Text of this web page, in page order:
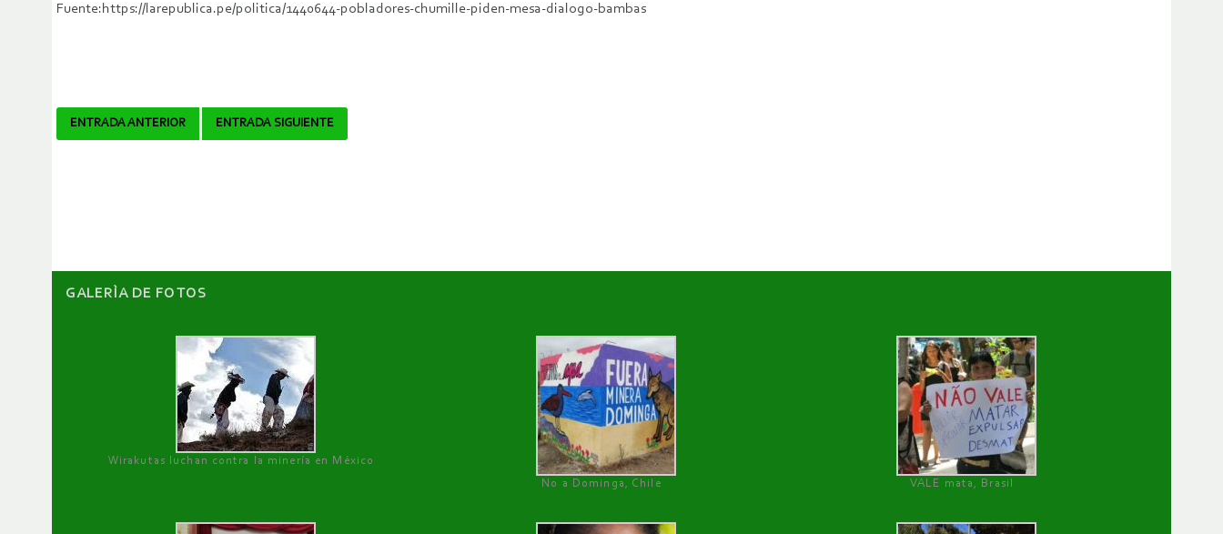
Fuente:https://larepublica.pe/politica/1440644-pobladores-chumille-piden-mesa-dialogo-bambas
Navegador
ENTRADA ANTERIOR ENTRADA SIGUIENTE
GALERÌA DE FOTOS
Wirakutas luchan contra la minería en México
No a Dominga, Chile
VALE mata, Brasil